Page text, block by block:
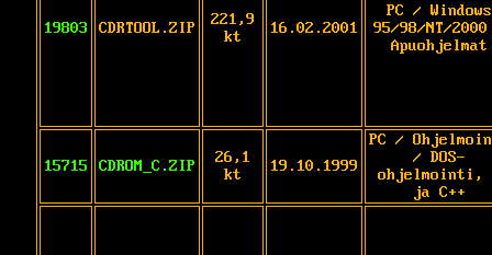
19803 CDRTOOL.ZIP
221,9
kt
16.02.2001
PC / Windows
95/98/NT/
Apuohjelmat
15715 CDROM_C.ZIP
26,1
kt
19.10.1999
PC /
/ DOS-
ohjelmointi,
ja C++